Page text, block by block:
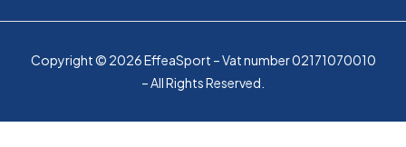
Copyright © 2026 EffeaSport – Vat number 02171070010
– All Rights Reserved.